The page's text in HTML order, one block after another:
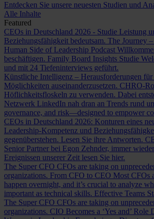
Entdecken Sie unsere neuesten Studien und
Alle Inhalte
Featured
CEOs in Deutschland 2026 - Studie Leistung
Beziehungsfähigkeit bedeutsam. The Journey
Human Side of Leadership Podcast
beschäftigen. Family Board Insights Studie
und mit 24 Tiefeninterviews geführt.
Künstliche Intelligenz – Herausforderungen
Möglichkeiten auseinanderzusetzen. CHRO-
Höflichkeitsfloskeln zu verwenden. Dabei
Netzwerk LinkedIn nah dran an Trends rund
governance, and risk—designed to empower
CEOs in Deutschland 2026: Konturen eines
Leadership-Kompetenz und
gegenüberstehen. Lesen Sie ihre Antworten.
Senior Partner bei Egon Zehnder, immer
Ereignissen unserer Zeit lesen Sie hier.
The Super CFO CFOs are taking on
organizations. From CFO to CEO Most CFOs
happen overnight, and it’s crucial to analyze
important as technical skills. Effective Teams
The Super CFO CFOs are taking on
organizations. CIO Becomes a ‘Yes and’ Role